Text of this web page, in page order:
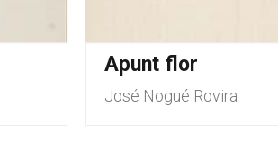
Apunt flor
José Nogué Rovira